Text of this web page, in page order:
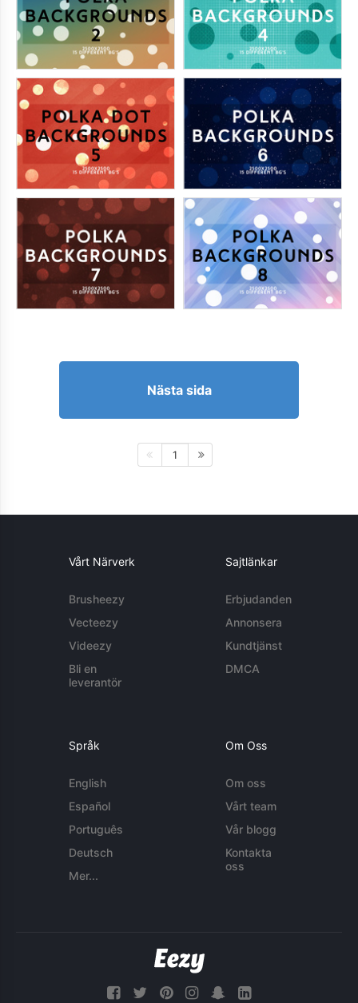
Nästa sida
1
Vårt Närverk
Brusheezy
Vecteezy
Videezy
Bli en
leverantör
Sajtlänkar
Erbjudanden
Annonsera
Kundtjänst
DMCA
Språk
English
Español
Português
Deutsch
Mer...
Om Oss
Om oss
Vårt team
Vår blogg
Kontakta
oss